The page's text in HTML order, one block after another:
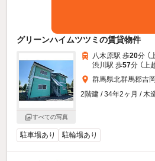
グリーンハイムツツミの賃貸物件
すべての写真
八木原駅 歩20分 （
渋川駅 歩57分 （上
群馬県北群馬郡吉
2階建 / 34年2ヶ月 / 木
駐車場あり 駐輪場あり